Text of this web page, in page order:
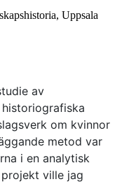
Uppsala
av
om kvinnor
metod var
i en analytisk
ville jag